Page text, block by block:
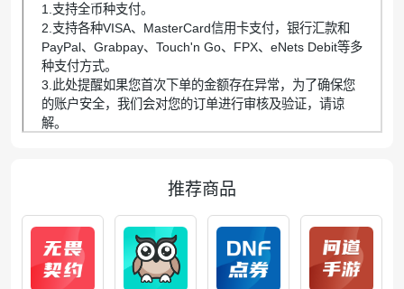
1.支持全币种支付。
2.支持各种VISA、MasterCard信用卡支付，银行汇款和
PayPal、Grabpay、Touch'n Go、FPX、eNets Debit等多
种支付方式。
3.此处提醒如果您首次下单的金额存在异常，为了确保您
的账户安全，我们会对您的订单进行审核及验证，请谅
解。
推荐商品